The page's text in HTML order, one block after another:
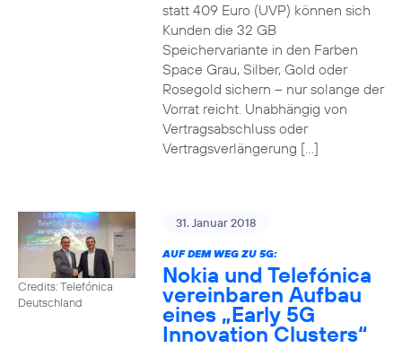
statt 409 Euro (UVP) können sich
Kunden die 32 GB
Speichervariante in den Farben
Space Grau, Silber, Gold oder
Rosegold sichern – nur solange der
Vorrat reicht. Unabhängig von
Vertragsabschluss oder
Vertragsverlängerung […]
Credits: Telefónica
Deutschland
31. Januar 2018
AUF DEM WEG ZU 5G:
Nokia und Telefónica
vereinbaren Aufbau
eines „Early 5G
Innovation Clusters“